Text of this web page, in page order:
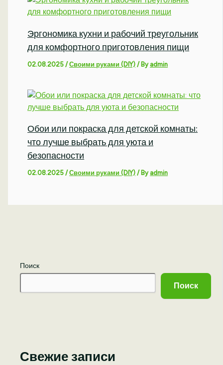
Поиск
Поиск
Свежие записи
Эргономика кухни и рабочий треугольник
для комфортного приготовления пищи
02.08.2025/Своими руками (DIY) / Byadmin
Обои или покраска для детской комнаты:
что лучше выбрать для уюта и
безопасности
02.08.2025/Своими руками (DIY) / Byadmin